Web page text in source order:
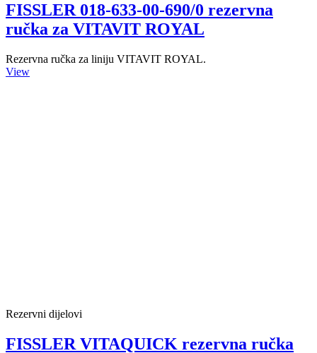
FISSLER 018-633-00-690/0 rezervna
ručka za VITAVIT ROYAL
Rezervna ručka za liniju VITAVIT ROYAL.
View
Rezervni dijelovi
FISSLER VITAQUICK rezervna ručka